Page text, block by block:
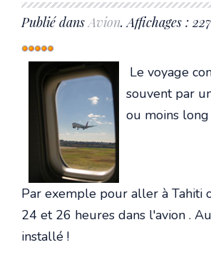
Publié dansAvion. Affichages :
Vote
utilisateur:5/5
Le voyage
souvent par
ou moins long
Par exemple pour aller à Tahiti
24 et 26 heures dans l'avion .
installé !